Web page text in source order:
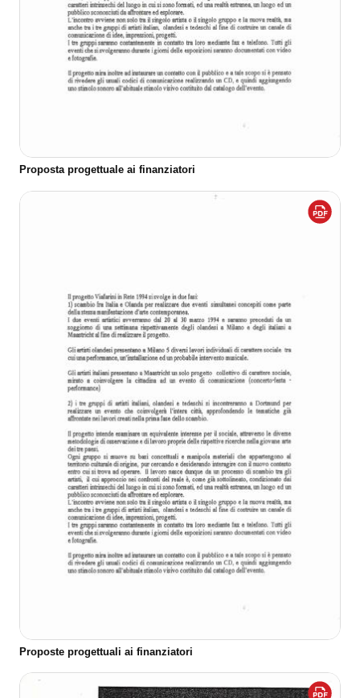
Proposta progettuale ai finanziatori
Proposte progettuali ai finanziatori